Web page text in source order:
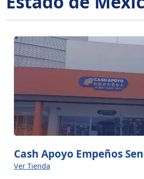
Cash Apoyo Empeños
Ver Tienda